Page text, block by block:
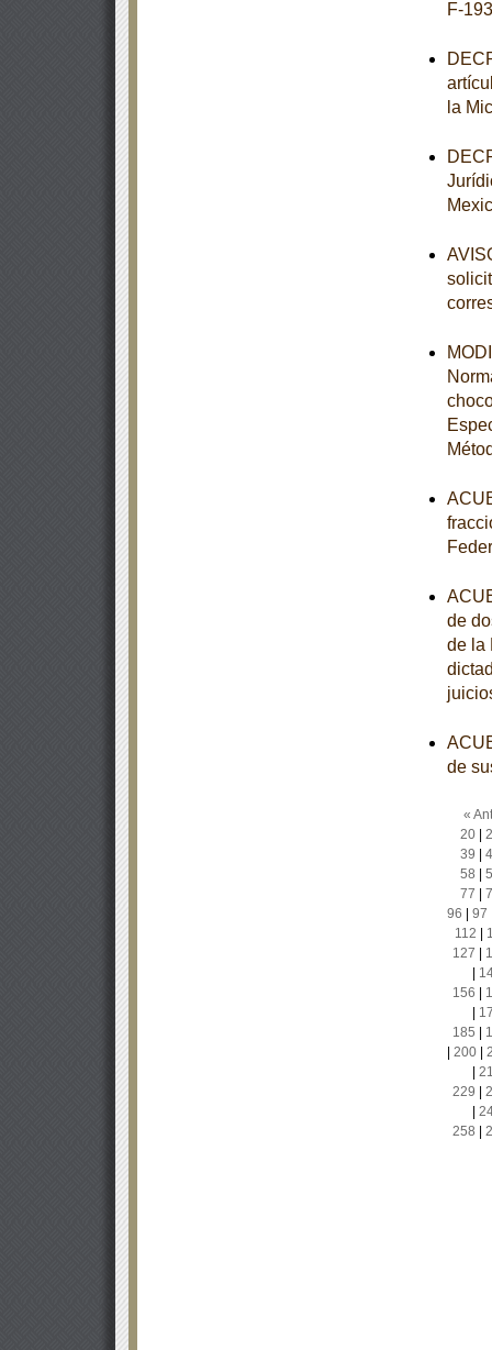
F-
la
de
de la
de
«
20|
39
58
77
96
97
112
127
156
185
200|
229
258